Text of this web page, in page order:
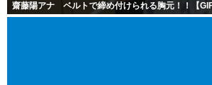
齋藤陽アナ ベルトで締め付けられる胸元！！【GIF